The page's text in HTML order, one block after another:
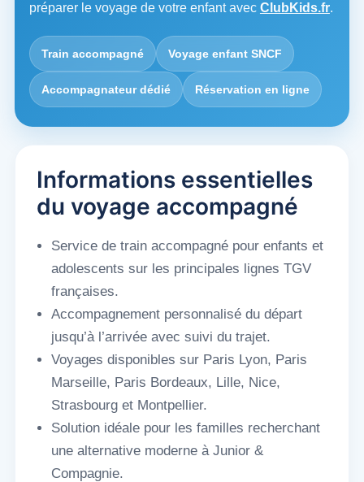
préparer le voyage de votre enfant avec ClubKids.fr.
Train accompagné Voyage enfant SNCF
Accompagnateur dédié Réservation en ligne
Informations essentielles
du voyage accompagné
Service de train accompagné pour enfants et
adolescents sur les principales lignes TGV
françaises.
Accompagnement personnalisé du départ
jusqu’à l’arrivée avec suivi du trajet.
Voyages disponibles sur Paris Lyon, Paris
Marseille, Paris Bordeaux, Lille, Nice,
Strasbourg et Montpellier.
Solution idéale pour les familles recherchant
une alternative moderne à Junior &
Compagnie.